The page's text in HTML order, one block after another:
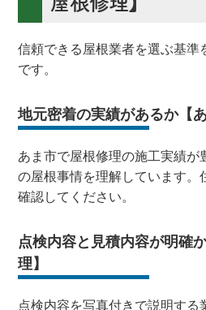
信頼できる屋根業者を選ぶ基準
です。
地元密着の実績があるか【
あま市で屋根修理の施工実績が
の屋根事情を理解しています。
確認してください。
点検内容と見積内容が明確
理】
点検内容を写真付きで説明する